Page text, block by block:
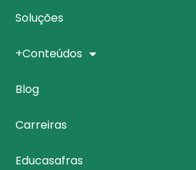
Soluções
+Conteúdos
Blog
Carreiras
Educasafras